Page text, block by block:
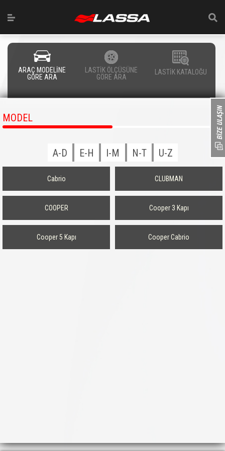
ARAÇ MODELİNE
GÖRE ARA
LASTİK ÖLÇÜSÜNE
GÖRE ARA
LASTİK KATALOĞU
MODEL
A-D E-H I-M N-T U-Z
Cabrio CLUBMAN
COOPER Cooper 3 Kapı
Cooper 5 Kapı Cooper Cabrio